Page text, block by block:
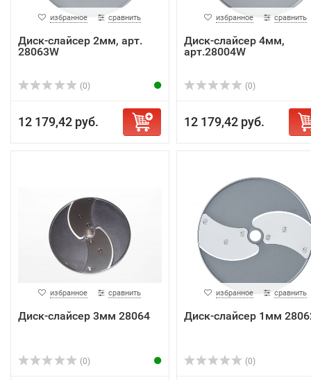
избранное сравнить
Диск-слайсер 2мм, арт.
28063W
(0)
12 179,42 руб.
избранное сравнить
Диск-слайсер 4мм,
арт.28004W
(0)
12 179,42 руб.
избранное сравнить
Диск-слайсер 3мм 28064
(0)
избранное сравнить
Диск-слайсер 1мм
(0)